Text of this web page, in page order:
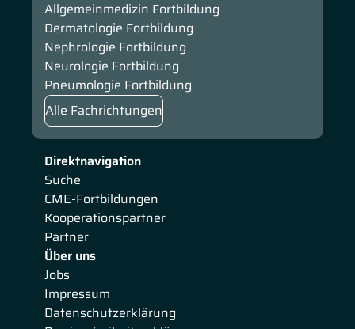
Direktnavigation
Suche
CME-Fortbildungen
Kooperationspartner
Partner
Über uns
Jobs
Impressum
Datenschutzerklärung
Allgemeinmedizin Fortbildung
Dermatologie Fortbildung
Nephrologie Fortbildung
Neurologie Fortbildung
Pneumologie Fortbildung
Alle Fachrichtungen